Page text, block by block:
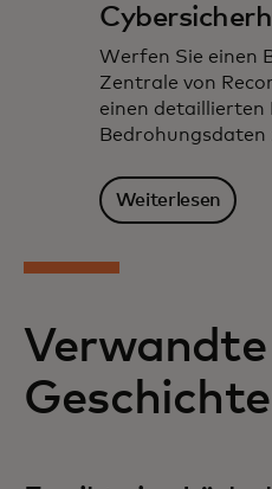
Werfen Sie einen
Zentrale von
einen detaillierten
Bedrohungsdaten
Weiterlesen
Verwandte